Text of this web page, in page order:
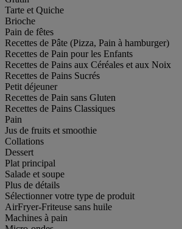
Tarte et Quiche
Brioche
Pain de fêtes
Recettes de Pâte (Pizza, Pain à hamburger)
Recettes de Pain pour les Enfants
Recettes de Pains aux Céréales et aux Noix
Recettes de Pains Sucrés
Petit déjeuner
Recettes de Pain sans Gluten
Recettes de Pains Classiques
Pain
Jus de fruits et smoothie
Collations
Dessert
Plat principal
Salade et soupe
Plus de détails
Sélectionner votre type de produit
AirFryer-Friteuse sans huile
Machines à pain